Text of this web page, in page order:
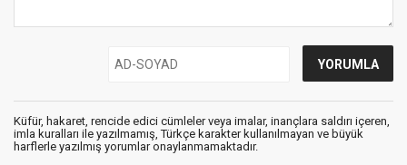
Küfür, hakaret, rencide edici cümleler veya imalar, inançlara saldırı içeren,
imla kuralları ile yazılmamış, Türkçe karakter kullanılmayan ve büyük
harflerle yazılmış yorumlar onaylanmamaktadır.